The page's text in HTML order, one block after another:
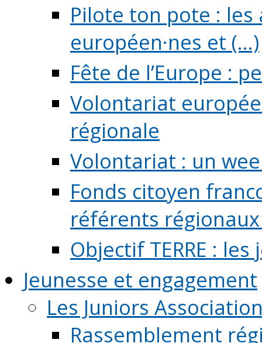
Pilote ton pote :
européen·nes et (...)
Fête de l’Europe :
Volontariat
régionale
Volontariat : un
Fonds citoyen
référents régionaux
Objectif TERRE :
Jeunesse et engagement
Les Juniors
Rassemblement